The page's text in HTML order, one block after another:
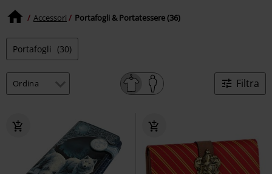
Accessori Portafogli & Portatessere (36)
Portafogli (30)
Filtra